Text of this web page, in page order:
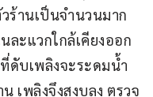
ร้านเป็นจำนวนมาก
ะแวกใกล้เคียงออก
ดับเพลิงจะระดมน้ำ
เพลิงจึงสงบลง ตรวจ